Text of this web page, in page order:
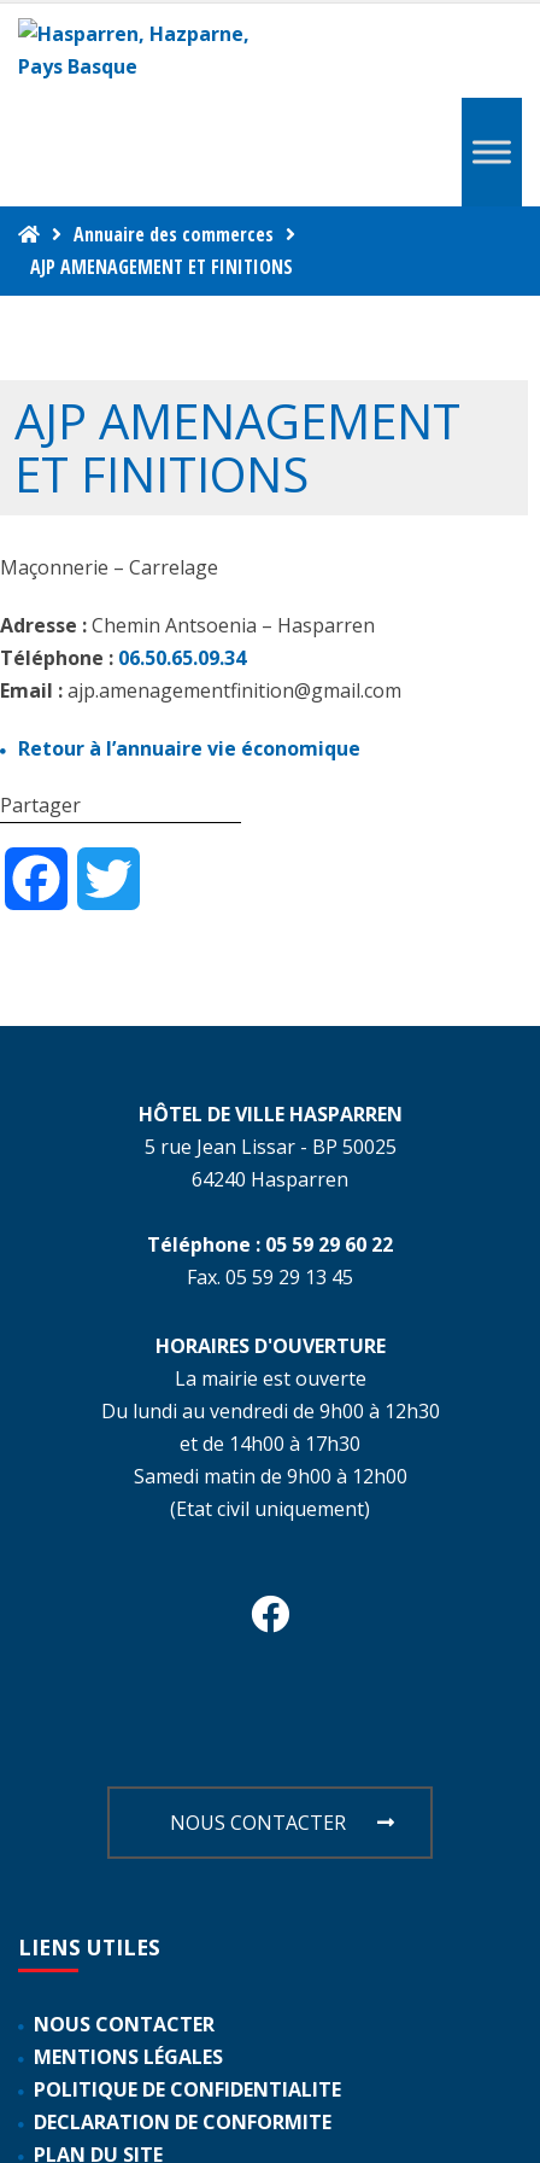
Annuaire des commerces
AJP AMENAGEMENT ET FINITIONS
AJP AMENAGEMENT
ET FINITIONS
Maçonnerie – Carrelage
Adresse :Chemin Antsoenia – Hasparren
Téléphone : 06.50.65.09.34
Email :ajp.amenagementfinition@gmail.com
Retour à l’annuaire vie économique
Partager
Facebook
HÔTEL DE VILLE HASPARREN
5 rue Jean Lissar - BP 50025
64240 Hasparren
Téléphone : 05 59 29 60 22
Fax. 05 59 29 13 45
HORAIRES D'OUVERTURE
La mairie est ouverte
Du lundi au vendredi de 9h00 à 12h30
et de 14h00 à 17h30
Samedi matin de 9h00 à 12h00
(Etat civil uniquement)
NOUS CONTACTER
LIENS UTILES
NOUS CONTACTER
MENTIONS LÉGALES
POLITIQUE DE CONFIDENTIALITE
DECLARATION DE CONFORMITE
PLAN DU SITE